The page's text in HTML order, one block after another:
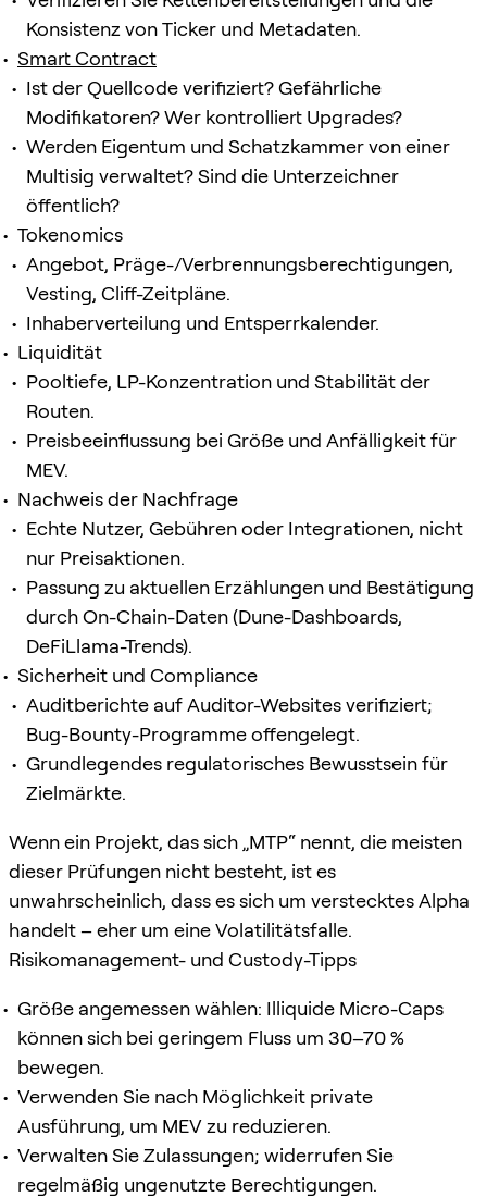
Konsistenz von Ticker und Metadaten.
Smart Contract
Ist der Quellcode verifiziert? Gefährliche
Modifikatoren? Wer kontrolliert Upgrades?
Werden Eigentum und Schatzkammer von einer
Multisig verwaltet? Sind die Unterzeichner
öffentlich?
Tokenomics
Angebot, Präge-/Verbrennungsberechtigungen,
Vesting, Cliff-Zeitpläne.
Inhaberverteilung und Entsperrkalender.
Liquidität
Pooltiefe, LP-Konzentration und Stabilität der
Routen.
Preisbeeinflussung bei Größe und Anfälligkeit für
MEV.
Nachweis der Nachfrage
Echte Nutzer, Gebühren oder Integrationen, nicht
nur Preisaktionen.
Passung zu aktuellen Erzählungen und Bestätigung
durch On-Chain-Daten (Dune-Dashboards,
DeFiLlama-Trends).
Sicherheit und Compliance
Auditberichte auf Auditor-Websites verifiziert;
Bug-Bounty-Programme offengelegt.
Grundlegendes regulatorisches Bewusstsein für
Zielmärkte.
Wenn ein Projekt, das sich „MTP“ nennt, die meisten
dieser Prüfungen nicht besteht, ist es
unwahrscheinlich, dass es sich um verstecktes Alpha
handelt – eher um eine Volatilitätsfalle.
Risikomanagement- und Custody-Tipps
Größe angemessen wählen: Illiquide Micro-Caps
können sich bei geringem Fluss um 30–70 %
bewegen.
Verwenden Sie nach Möglichkeit private
Ausführung, um MEV zu reduzieren.
Verwalten Sie Zulassungen; widerrufen Sie
regelmäßig ungenutzte Berechtigungen.